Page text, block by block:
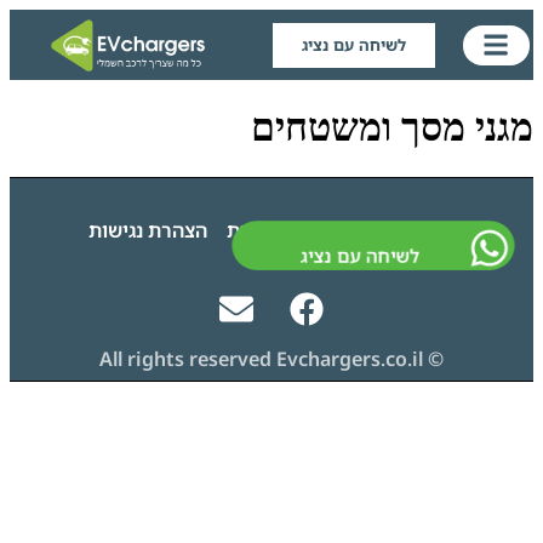
לשיחה עם נציג
מגני מסך ומשטחים
מדיניות פרטיות הצהרת נגישות
© All rights reserved Evchargers.co.il
לשיחה עם נציג